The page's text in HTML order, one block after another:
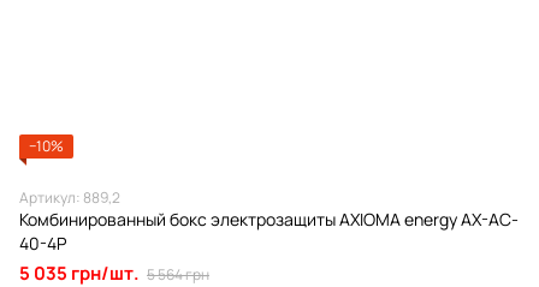
−10%
Артикул: 889,2
Комбинированный бокс электрозащиты AXIOMA energy AX-AC-
40-4Р
5 035 грн/шт. 5 564 грн